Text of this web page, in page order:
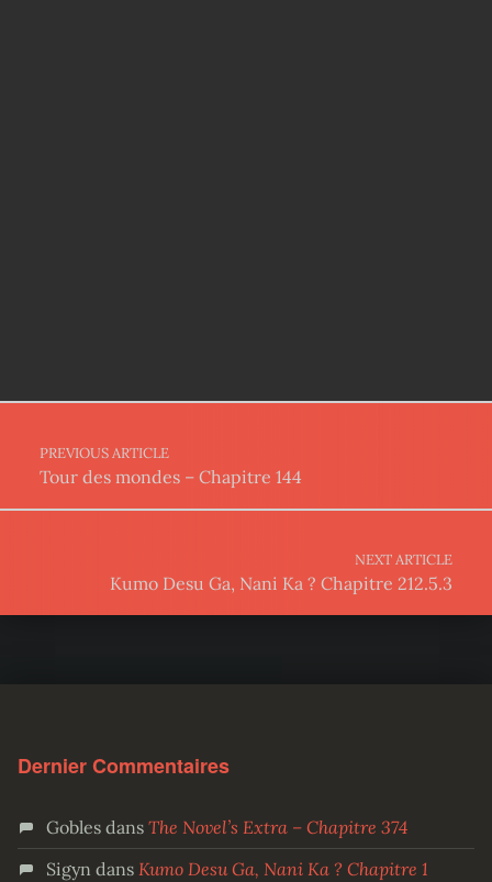
Post navigation
PREVIOUS ARTICLE
Tour des mondes – Chapitre 144
NEXT ARTICLE
Kumo Desu Ga, Nani Ka ? Chapitre 212.5.3
Dernier Commentaires
Goblesdans The Novel’s Extra – Chapitre 374
Sigyn dans Kumo Desu Ga, Nani Ka ? Chapitre 1